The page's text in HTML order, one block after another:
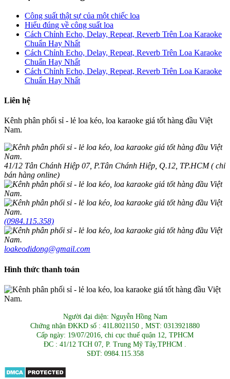
Công suất thật sự của một chiếc loa
Hiểu đúng về công suất loa
Cách Chỉnh Echo, Delay, Repeat, Reverb Trên Loa Karaoke
Chuẩn Hay Nhất
Cách Chỉnh Echo, Delay, Repeat, Reverb Trên Loa Karaoke
Chuẩn Hay Nhất
Cách Chỉnh Echo, Delay, Repeat, Reverb Trên Loa Karaoke
Chuẩn Hay Nhất
Liên hệ
Kênh phân phối sỉ - lẻ loa kéo, loa karaoke giá tốt hàng đầu Việt
Nam.
41/12 Tân Chánh Hiệp 07, P.Tân Chánh Hiệp, Q.12, TP.HCM ( chỉ
bán hàng online)
(0984.115.358)
loakeodidong@gmail.com
Hình thức thanh toán
Người đại diện: Nguyễn Hồng Nam
Chứng nhận ĐKKD số : 41L8021150 , MST: 0313921880
Cấp ngày: 19/07/2016, chi cục thuế quận 12, TPHCM
ĐC : 41/12 TCH 07, P. Trung Mỹ Tây,TPHCM .
SĐT: 0984.115.358